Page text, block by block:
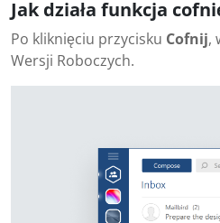
Jak działa funkcja
Po kliknięciu przycisku Cofnij,
Wersji Roboczych.